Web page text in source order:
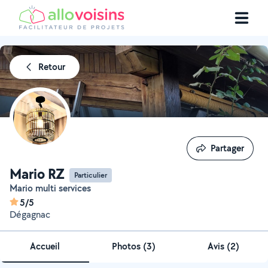
Retour
Mario RZ Particulier
Mario multi services
5/5
Dégagnac
Partager
Partager
Accueil Photos (3) Avis (2)